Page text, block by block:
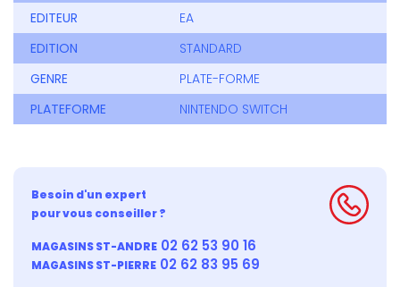
EDITEUR
EA
EDITION
STANDARD
GENRE
PLATE-FORME
PLATEFORME
NINTENDO SWITCH
Besoin d'un expert
pour vous conseiller ?
MAGASINS ST-ANDRE 02 62 53 90 16
MAGASINS ST-PIERRE 02 62 83 95 69